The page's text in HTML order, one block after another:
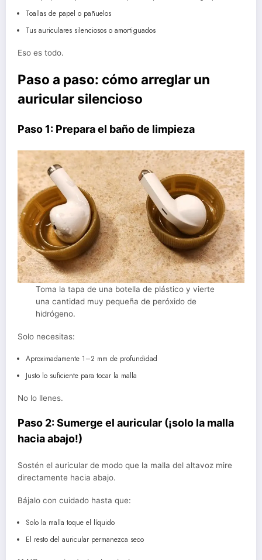
Toallas de papel o pañuelos
Tus auriculares silenciosos o amortiguados
Eso es todo.
Paso a paso: cómo arreglar un
auricular silencioso
Paso 1: Prepara el baño de limpieza
Toma la tapa de una botella de plástico y vierte
una cantidad muy pequeña de peróxido de
hidrógeno.
Solo necesitas:
Aproximadamente 1–2 mm de profundidad
Justo lo suficiente para tocar la malla
No lo llenes.
Paso 2: Sumerge el auricular (¡solo la malla
hacia abajo!)
Sostén el auricular de modo que la malla del altavoz mire
directamente hacia abajo.
Bájalo con cuidado hasta que:
Solo la malla toque el líquido
El resto del auricular permanezca seco